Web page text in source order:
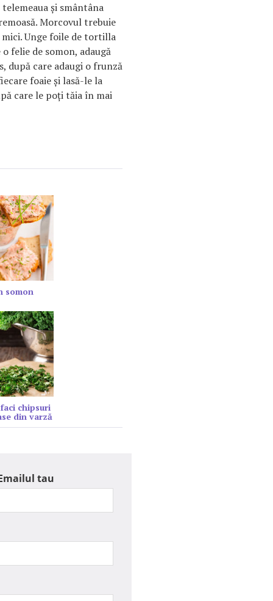
şi smântâna
Morcovul trebuie
Unge foile de tortilla
felie de somon, adaugă
după care adaugi o frunză
foaie şi lasă-le la
care le poţi tăia în mai
somon
chipsuri
din varză
tau